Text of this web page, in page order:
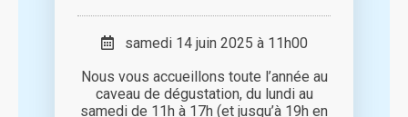
samedi 14 juin 2025 à 11h00
Nous vous accueillons toute l’année au
caveau de dégustation, du lundi au
samedi de 11h à 17h (et jusqu’à 19h en